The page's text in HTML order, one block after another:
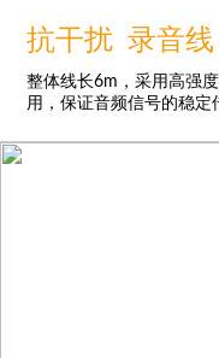
抗干扰 录音线
整体线长6m，采用高强
用，保证音频信号的稳定